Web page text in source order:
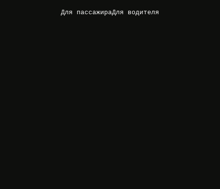
Для пассажираДля водителя